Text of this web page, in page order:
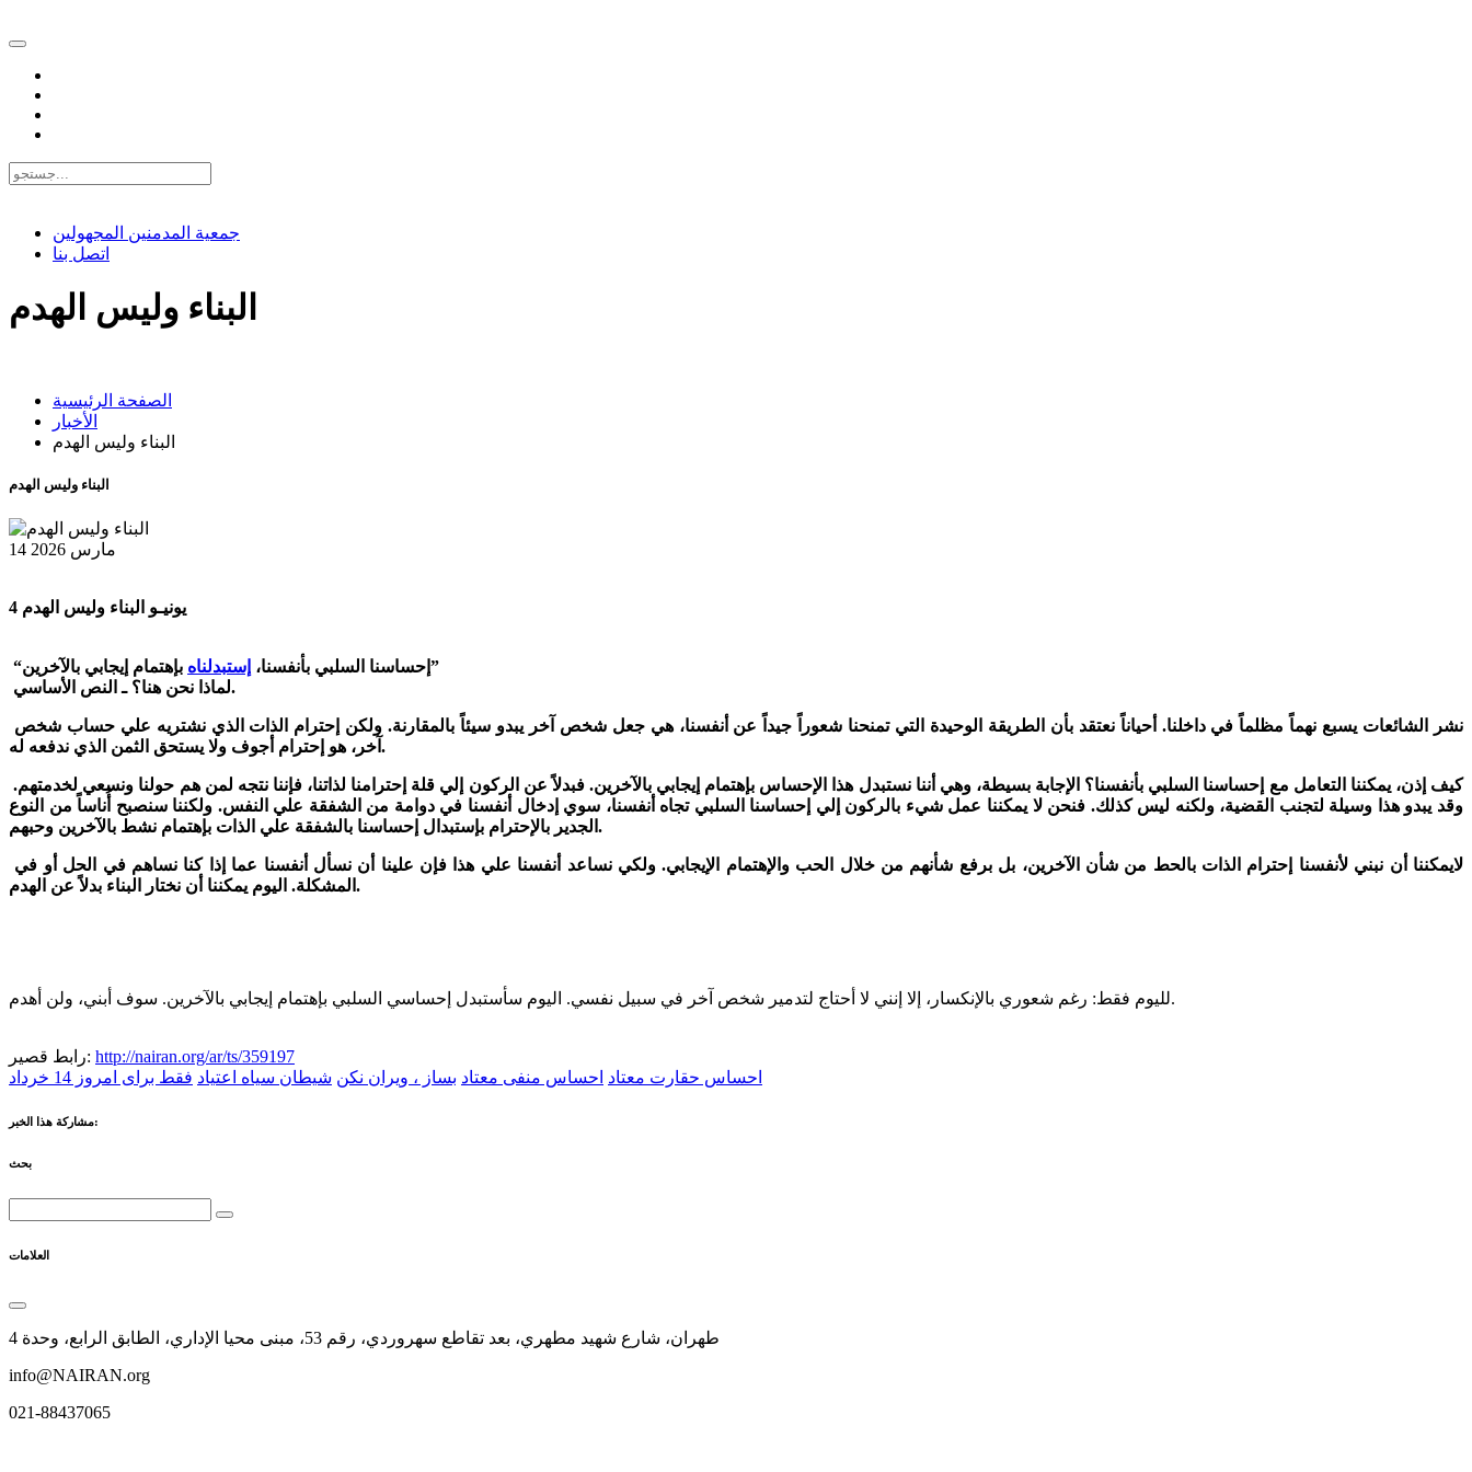
جمعية المدمنين المجهولين
اتصل بنا
البناء وليس الهدم
الصفحة الرئيسية
الأخبار
البناء وليس الهدم
البناء وليس الهدم
14 مارس 2026
4 يونيـو البناء وليس الهدم
“إحساسنا السلبي بأنفسنا، إستبدلناه
بإهتمام إيجابي بالآخرين”
لماذا نحن هنا؟ ـ النص الأساسي.
آخر، هو إحترام أجوف ولا يستحق الثمن الذي ندفعه له.
كيف إذن، يمكننا التعامل مع إحساسنا السلبي بأنفسنا؟ الإجابة بسيطة، وهي أننا نستبدل هذا الإحساس بإهتمام إيجابي بالآخرين. فبدلاً عن الركون إلي قلة إحترامنا لذاتنا، فإننا نتجه لمن هم حولنا ونسعي لخدمتهم.
وقد يبدو هذا وسيلة لتجنب القضية، ولكنه ليس كذلك. فنحن لا يمكننا عمل شيء بالركون إلي إحساسنا السلبي تجاه أنفسنا، سوي إدخال أنفسنا في دوامة من الشفقة علي النفس. ولكننا سنصبح أُناساً من النوع
الجدير بالإحترام بإستبدال إحساسنا بالشفقة علي الذات بإهتمام نشط بالآخرين وحبهم.
المشكلة. اليوم يمكننا أن نختار البناء بدلاً عن الهدم.
لليوم فقط: رغم شعوري بالإنكسار، إلا إنني لا أحتاج لتدمير شخص آخر في سبيل نفسي. اليوم سأستبدل إحساسي السلبي بإهتمام إيجابي بالآخرين. سوف أبني، ولن أهدم.
رابط قصير: http://nairan.org/ar/ts/359197
احساس حقارت معتاد احساس منفی معتاد بساز ، ویران نکن شیطان سیاه اعتیاد فقط برای امروز 14 خرداد
مشاركة هذا الخبر:
بحث
العلامات
طهران، شارع شهيد مطهري، بعد تقاطع سهروردي، رقم 53، مبنى محيا الإداري، الطابق الرابع، وحدة 4
info@NAIRAN.org
021-88437065